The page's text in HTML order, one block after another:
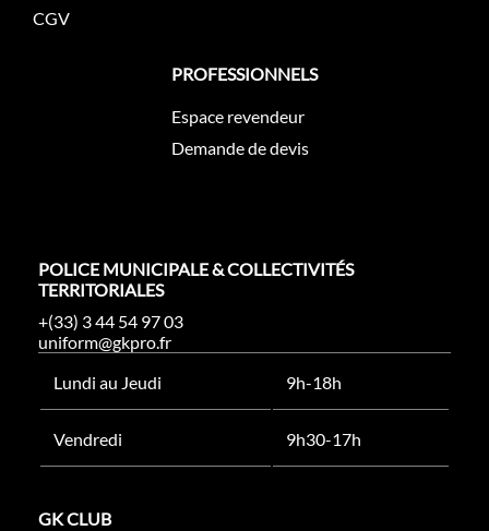
CGV
PROFESSIONNELS
Espace revendeur
Demande de devis
POLICE MUNICIPALE & COLLECTIVITÉS
TERRITORIALES
+(33) 3 44 54 97 03
uniform@gkpro.fr
Lundi au Jeudi
9h-18h
Vendredi 9h30-17h
GK CLUB